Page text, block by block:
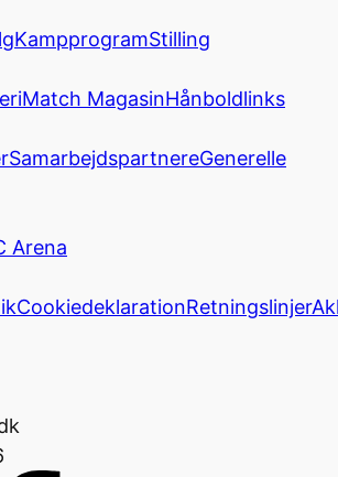
KampprogramStilling
Match MagasinHånboldlinks
SamarbejdspartnereGenerelle
Arena
CookiedeklarationRetningslinjer